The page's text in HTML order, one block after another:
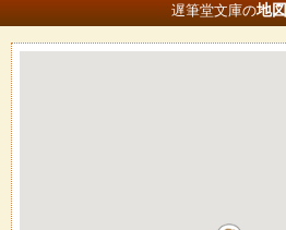
遅筆堂文庫の地図